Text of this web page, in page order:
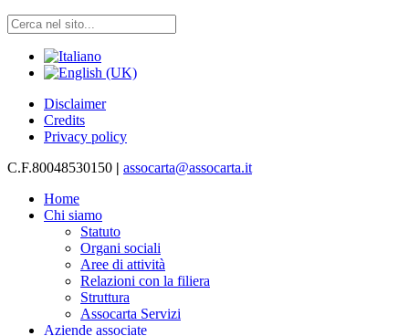
Disclaimer
Credits
Privacy policy
C.F.80048530150 | assocarta@assocarta.it
Home
Chi siamo
Statuto
Organi sociali
Aree di attività
Relazioni con la filiera
Struttura
Assocarta Servizi
Aziende associate